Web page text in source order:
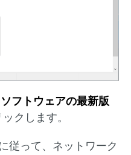
フトウェアの最新版
クします。
従って、ネットワーク